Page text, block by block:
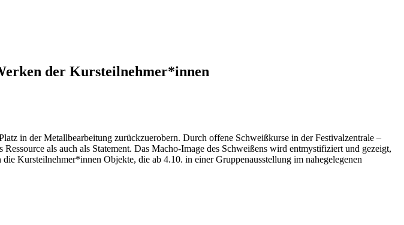
der Kursteilnehmer*innen
in der Metallbearbeitung zurückzuerobern. Durch offene Schweißkurse in der Festivalzentrale –
als auch als Statement. Das Macho-Image des Schweißens wird entmystifiziert und gezeigt,
Kursteilnehmer*innen Objekte, die ab 4.10. in einer Gruppenausstellung im nahegelegenen